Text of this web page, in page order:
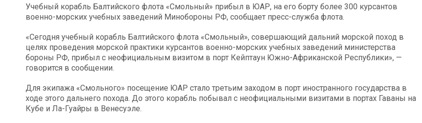
Учебный корабль Балтийского флота «Смольный» прибыл в ЮАР, на его борту более 300 курсантов
военно-морских учебных заведений Минобороны РФ, сообщает пресс-служба флота.
«Сегодня учебный корабль Балтийского флота «Смольный», совершающий дальний морской поход в
целях проведения морской практики курсантов военно-морских учебных заведений министерства
бороны РФ, прибыл с неофициальным визитом в порт Кейптаун Южно-Африканской Республики», —
говорится в сообщении.
Для экипажа «Смольного» посещение ЮАР стало третьим заходом в порт иностранного государства в
ходе этого дальнего похода. До этого корабль побывал с неофициальными визитами в портах Гаваны на
Кубе и Ла-Гуайры в Венесуэле.